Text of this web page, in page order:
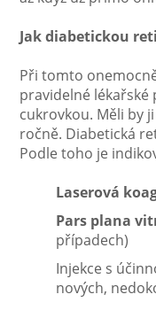
Jak diabetickou
Při tomto
pravidelné lékařské
cukrovkou. Měli by
ročně. Diabetická
Podle toho je
Laserová
Pars plana
případech)
Injekce s
nových,